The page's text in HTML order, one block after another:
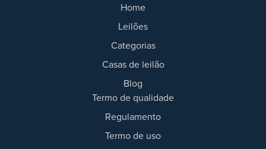
Home
Leilões
Categorias
Casas de leilão
Blog
Termo de qualidade
Regulamento
Termo de uso